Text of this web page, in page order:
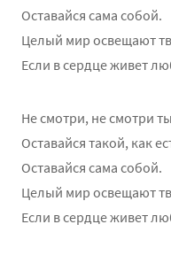
Оставайся сама собой.
Целый мир освещают
Если в сердце живет
Не смотри, не смотри
Оставайся такой, как
Оставайся сама собой.
Целый мир освещают
Если в сердце живет